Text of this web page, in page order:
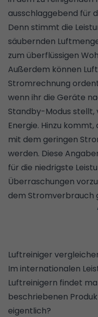
ausschlaggebend für
Denn stimmt die
säubernden
zum überflüssigen
Außerdem können
Stromrechnung
wenn ihr die Geräte
Standby-Modus
Energie. Hinzu
mit dem geringen
werden. Diese
für die niedrigste
Überraschungen
dem Stromverbrauch
Luftreiniger
Im internationalen
Luftreinigern findet
beschriebenen
eigentlich?